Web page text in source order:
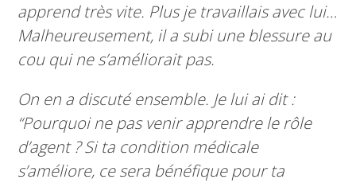
apprend très vite. Plus je travaillais avec lui…
Malheureusement, il a subi une blessure au
cou qui ne s’améliorait pas.
On en a discuté ensemble. Je lui ai dit :
“Pourquoi ne pas venir apprendre le rôle
d’agent ? Si ta condition médicale
s’améliore, ce sera bénéfique pour ta